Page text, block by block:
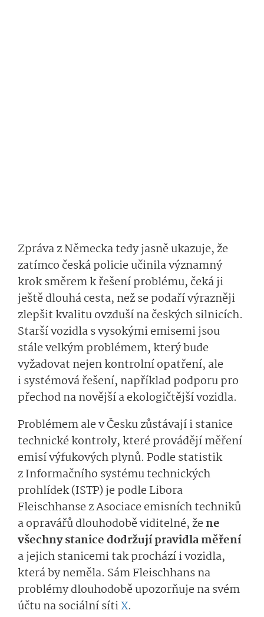
Zpráva z Německa tedy jasně ukazuje, že
zatímco česká policie učinila významný
krok směrem k řešení problému, čeká ji
ještě dlouhá cesta, než se podaří výrazněji
zlepšit kvalitu ovzduší na českých silnicích.
Starší vozidla s vysokými emisemi jsou
stále velkým problémem, který bude
vyžadovat nejen kontrolní opatření, ale
i systémová řešení, například podporu pro
přechod na novější a ekologičtější vozidla.
Problémem ale v Česku zůstávají i stanice
technické kontroly, které provádějí měření
emisí výfukových plynů. Podle statistik
z Informačního systému technických
prohlídek (ISTP) je podle Libora
Fleischhanse z Asociace emisních techniků
a opravářů dlouhodobě viditelné, žene
všechny stanice dodržují pravidla měření
a jejich stanicemi tak prochází i vozidla,
která by neměla. Sám Fleischhans na
problémy dlouhodobě upozorňuje na svém
účtu na sociální sítiX.